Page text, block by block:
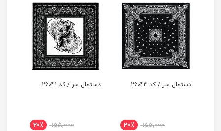
سر / کد 26043
20٪
دستمال سر / کد 26041
20٪
دستمال سر / کد 26039